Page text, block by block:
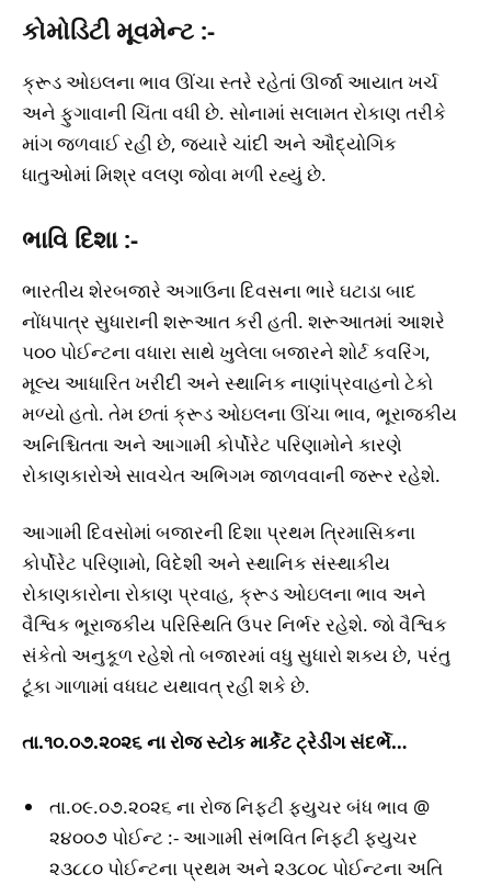
કોમોડિટી મૂવમેન્ટ :-
ક્રૂડ ઓઇલના ભાવ ઊંચા સ્તરે રહેતાં ઊર્જા આયાત ખર્ચ
અને ફુગાવાની ચિંતા વધી છે. સોનામાં સલામત રોકાણ તરીકે
માંગ જળવાઈ રહી છે, જ્યારે ચાંદી અને ઔદ્યોગિક
ધાતુઓમાં મિશ્ર વલણ જોવા મળી રહ્યું છે.
ભાવિ દિશા :-
ભારતીય શેરબજારે અગાઉના દિવસના ભારે ઘટાડા બાદ
નોંધપાત્ર સુધારાની શરૂઆત કરી હતી. શરૂઆતમાં આશરે
૫૦૦ પોઈન્ટના વધારા સાથે ખુલેલા બજારને શોર્ટ કવરિંગ,
મૂલ્ય આધારિત ખરીદી અને સ્થાનિક નાણાંપ્રવાહનો ટેકો
મળ્યો હતો. તેમ છતાં ક્રૂડ ઓઇલના ઊંચા ભાવ, ભૂરાજકીય
અનિશ્ચિતતા અને આગામી કોર્પોરેટ પરિણામોને કારણે
રોકાણકારોએ સાવચેત અભિગમ જાળવવાની જરૂર રહેશે.
આગામી દિવસોમાં બજારની દિશા પ્રથમ ત્રિમાસિકના
કોર્પોરેટ પરિણામો, વિદેશી અને સ્થાનિક સંસ્થાકીય
રોકાણકારોના રોકાણ પ્રવાહ, ક્રૂડ ઓઇલના ભાવ અને
વૈશ્વિક ભૂરાજકીય પરિસ્થિતિ ઉપર નિર્ભર રહેશે. જો વૈશ્વિક
સંકેતો અનુકૂળ રહેશે તો બજારમાં વધુ સુધારો શક્ય છે, પરંતુ
ટૂંકા ગાળામાં વધઘટ યથાવત્ રહી શકે છે.
તા.૧૦.૦૭.૨૦૨૬ના રોજ સ્ટોક માર્કેટ ટ્રેડીંગ સંદર્ભે…
તા.૦૯.૦૭.૨૦૨૬ ના રોજ નિફટી ફ્યુચર બંધ ભાવ @
૨૪૦૦૭ પોઈન્ટ :- આગામી સંભવિત નિફ્ટી ફ્યુચર
૨૩૮૮૦ પોઈન્ટના પ્રથમ અને ૨૩૮૦૮ પોઈન્ટના અતિ